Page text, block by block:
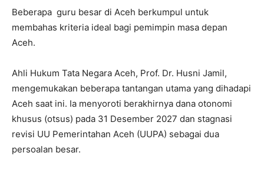
Beberapa guru besar di Aceh berkumpul untuk
membahas kriteria ideal bagi pemimpin masa depan
Aceh.
Ahli Hukum Tata Negara Aceh, Prof. Dr. Husni Jamil,
mengemukakan beberapa tantangan utama yang dihadapi
Aceh saat ini. Ia menyoroti berakhirnya dana otonomi
khusus (otsus) pada 31 Desember 2027 dan stagnasi
revisi UU Pemerintahan Aceh (UUPA) sebagai dua
persoalan besar.